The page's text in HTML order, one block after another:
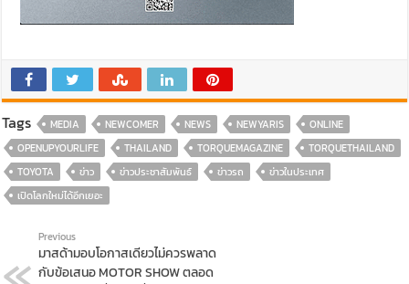
Tags MEDIA NEWCOMER NEWS NEWYARIS
ONLINE
OPENUPYOURLIFE
THAILAND TORQUEMAGAZINE
TORQUETHAILAND
TOYOTA
ข่าว ข่าวประชาสัมพันธ์ ข่าวรถ
ข่าวในประเทศ
เปิดโลกใหม่ได้อีกเยอะ
Previous
มาสด้ามอบโอกาสเดียวไม่ควรพลาด
กับข้อเสนอ MOTOR SHOW ตลอด